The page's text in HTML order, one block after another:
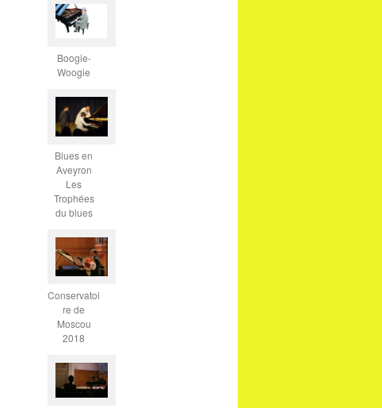
Boogie-
Woogie
Blues en
Aveyron
Les
Trophées
du blues
Conservatoi
re de
Moscou
2018